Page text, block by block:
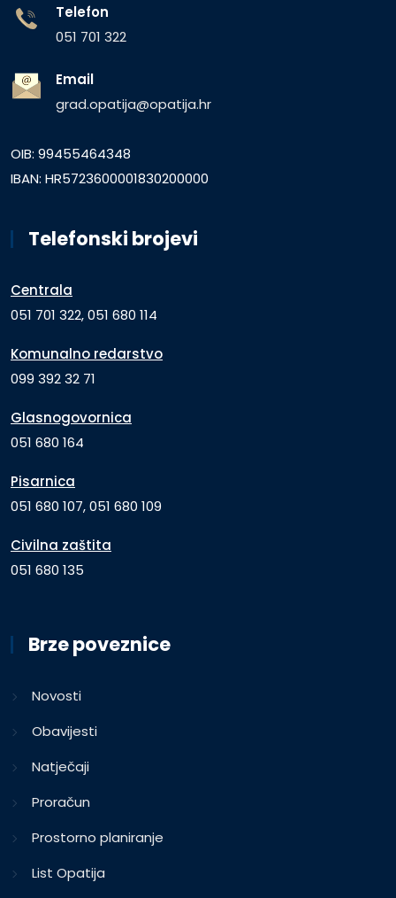
Telefon
051 701 322
Email
grad.opatija@opatija.hr
OIB: 99455464348
IBAN: HR5723600001830200000
Telefonski brojevi
Centrala
051 701 322, 051 680 114
Komunalno redarstvo
099 392 32 71
Glasnogovornica
051 680 164
Pisarnica
051 680 107, 051 680 109
Civilna zaštita
051 680 135
Brze poveznice
Novosti
Obavijesti
Natječaji
Proračun
Prostorno planiranje
List Opatija